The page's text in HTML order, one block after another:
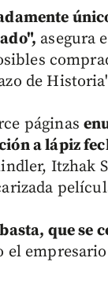
asegura
de
páginas
a lápiz
Itzhak
que se